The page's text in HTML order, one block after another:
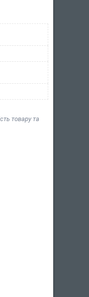
товару та